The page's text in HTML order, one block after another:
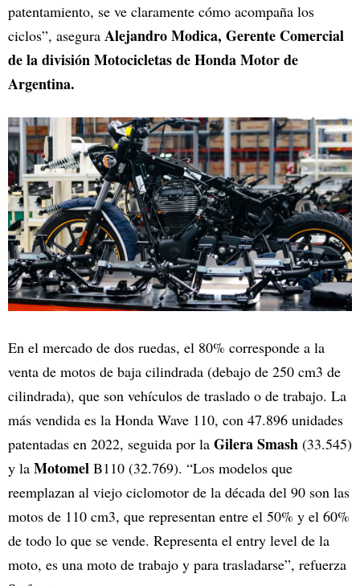
patentamiento, se ve claramente cómo acompaña los
ciclos”, asegura Alejandro Modica, Gerente Comercial
de la división Motocicletas de Honda Motor de
Argentina.
En el mercado de dos ruedas, el 80% corresponde a la
venta de motos de baja cilindrada (debajo de 250 cm3 de
cilindrada), que son vehículos de traslado o de trabajo. La
más vendida es la Honda Wave 110, con 47.896 unidades
patentadas en 2022, seguida por la Gilera Smash (33.545)
y la Motomel B110 (32.769). “Los modelos que
reemplazan al viejo ciclomotor de la década del 90 son las
motos de 110 cm3, que representan entre el 50% y el 60%
de todo lo que se vende. Representa el entry level de la
moto, es una moto de trabajo y para trasladarse”, refuerza